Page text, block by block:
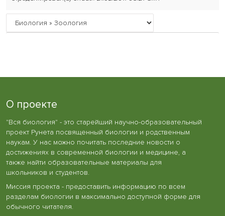
О проекте
"Вся биология" - это старейший научно-образовательный
проект Рунета посвященный биологии и родственным
наукам. У нас можно почитать последние новости о
достижениях в современной биологии и медицине, а
также найти образовательные материалы для
школьников и студентов.
Миссия проекта - предоставить информацию по всем
разделам биологии в максимально доступной форме для
обычного читателя.